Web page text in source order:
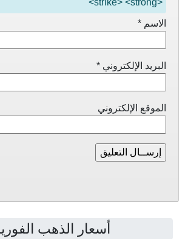
<strike> <strong>
الاسم *
البريد الإلكتروني *
الموقع الإلكتروني
أسعار الذهب